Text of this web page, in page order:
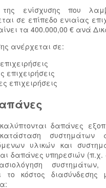
ενίσχυσης που
σε επίπεδο ενιαίας
τα 400.000,00 € ανά
ανέρχεται σε:
επιχειρήσεις
επιχειρήσεις
δαπάνες
συστημάτων
υλικών και
δαπάνες υπηρεσιών
συστημάτων,
το κόστος